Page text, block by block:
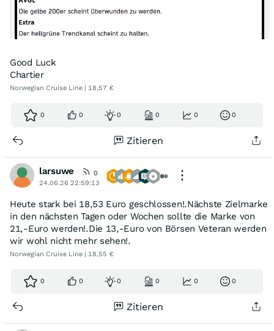
Good Luck
Chartier
Norwegian Cruise Line | 18,57 €
0 0 0 0 0 0
Zitieren
larsuwe
0
24.06.26 22:59:13
Heute stark bei 18,53 Euro geschlossen!.Nächste Zielmarke
in den nächsten Tagen oder Wochen sollte die Marke von
21,-Euro werden!.Die 13,-Euro von Börsen Veteran werden
wir wohl nicht mehr sehen!.
Norwegian Cruise Line | 18,55 €
0 0 0 0 0 0
Zitieren